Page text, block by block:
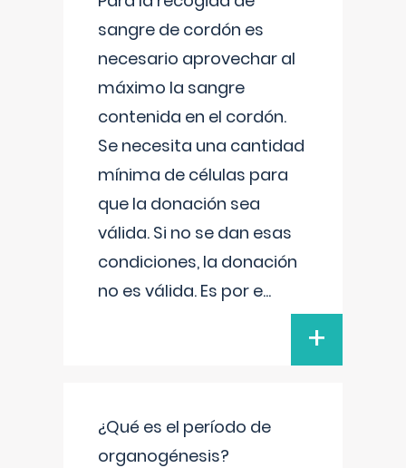
sangre de cordón es
necesario aprovechar al
máximo la sangre
contenida en el cordón.
Se necesita una cantidad
mínima de células para
que la donación sea
válida. Si no se dan esas
condiciones, la donación
no es válida. Es por e...
+
¿Qué es el período de
organogénesis?